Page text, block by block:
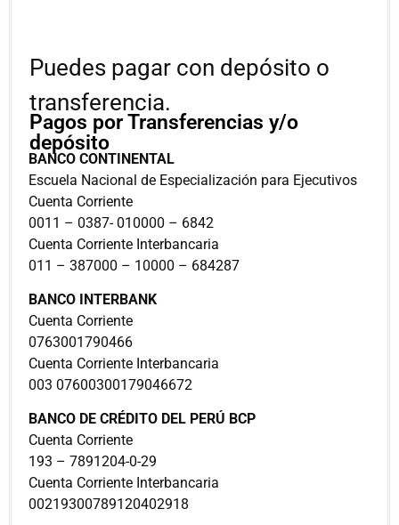
Puedes pagar con depósito o
transferencia.
BANCO CONTINENTAL
Escuela Nacional de Especialización para Ejecutivos
Cuenta Corriente
0011 – 0387- 010000 – 6842
Cuenta Corriente Interbancaria
011 – 387000 – 10000 – 684287
BANCO INTERBANK
Cuenta Corriente
0763001790466
Cuenta Corriente Interbancaria
003 07600300179046672
BANCO DE CRÉDITO DEL PERÚ BCP
Cuenta Corriente
193 – 7891204-0-29
Cuenta Corriente Interbancaria
00219300789120402918
Pagos por Transferencias y/o
depósito